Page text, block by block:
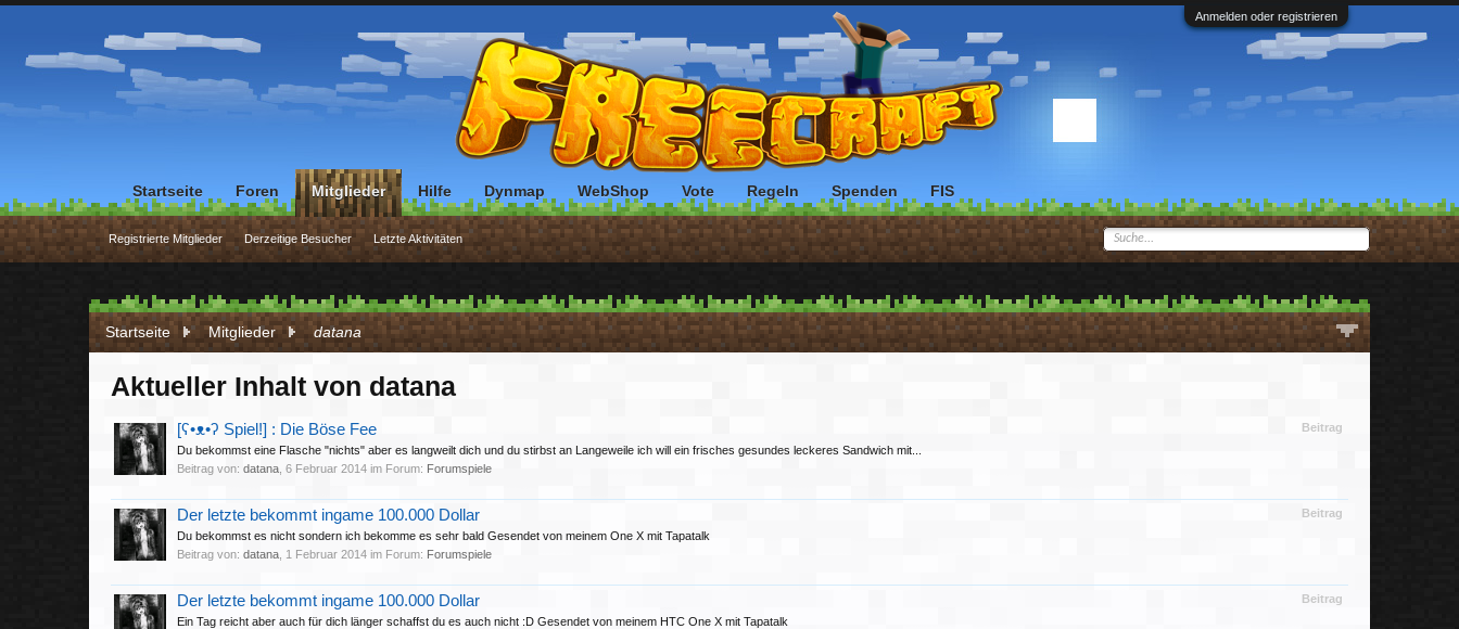
Anmelden oder registrieren
Startseite Mitglieder datana
Aktueller Inhalt von datana
Beitrag
[ʕ•ᴥ•ʔ Spiel!] : Die Böse Fee
Du bekommst eine Flasche "nichts" aber es langweilt dich und du stirbst an Langeweile ich will ein frisches gesundes leckeres Sandwich mit...
Beitrag von: datana 6 Februar 2014 im Forum: Forumspiele
Beitrag
Der letzte bekommt ingame 100.000 Dollar
Du bekommst es nicht sondern ich bekomme es sehr bald Gesendet von meinem One X mit Tapatalk
Beitrag von: datana 1 Februar 2014 im Forum: Forumspiele
Beitrag
Der letzte bekommt ingame 100.000 Dollar
Ein Tag reicht aber auch für dich länger schaffst du es auch nicht :D Gesendet von meinem HTC One X mit Tapatalk
Startseite Foren Mitglieder
Registrierte Mitglieder Derzeitige Besucher Letzte Aktivitäten
Hilfe Dynmap WebShop Vote Regeln Spenden FIS